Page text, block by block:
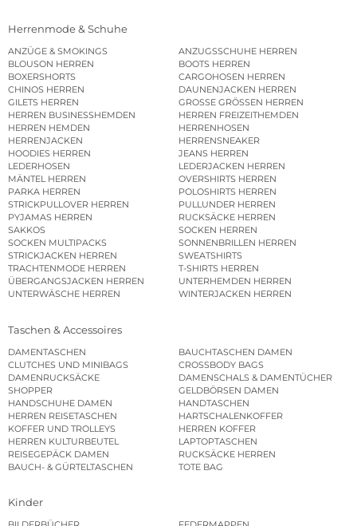
Herrenmode & Schuhe
ANZÜGE & SMOKINGS
ANZUGSSCHUHE HERREN
BLOUSON HERREN
BOOTS HERREN
BOXERSHORTS
CARGOHOSEN HERREN
CHINOS HERREN
DAUNENJACKEN HERREN
GILETS HERREN
GROSSE GRÖSSEN HERREN
HERREN BUSINESSHEMDEN
HERREN FREIZEITHEMDEN
HERREN HEMDEN
HERRENHOSEN
HERRENJACKEN
HERRENSNEAKER
HOODIES HERREN
JEANS HERREN
LEDERHOSEN
LEDERJACKEN HERREN
MÄNTEL HERREN
OVERSHIRTS HERREN
PARKA HERREN
POLOSHIRTS HERREN
STRICKPULLOVER HERREN
PULLUNDER HERREN
PYJAMAS HERREN
RUCKSÄCKE HERREN
SAKKOS
SOCKEN HERREN
SOCKEN MULTIPACKS
SONNENBRILLEN HERREN
STRICKJACKEN HERREN
SWEATSHIRTS
TRACHTENMODE HERREN
T-SHIRTS HERREN
ÜBERGANGSJACKEN HERREN
UNTERHEMDEN HERREN
UNTERWÄSCHE HERREN
WINTERJACKEN HERREN
Taschen & Accessoires
DAMENTASCHEN
BAUCHTASCHEN DAMEN
CLUTCHES UND MINIBAGS
CROSSBODY BAGS
DAMENRUCKSÄCKE
DAMENSCHALS & DAMENTÜCHER
SHOPPER
GELDBÖRSEN DAMEN
HANDSCHUHE DAMEN
HANDTASCHEN
HERREN REISETASCHEN
HARTSCHALENKOFFER
KOFFER UND TROLLEYS
HERREN KOFFER
HERREN KULTURBEUTEL
LAPTOPTASCHEN
REISEGEPÄCK DAMEN
RUCKSÄCKE HERREN
BAUCH- & GÜRTELTASCHEN
TOTE BAG
Kinder